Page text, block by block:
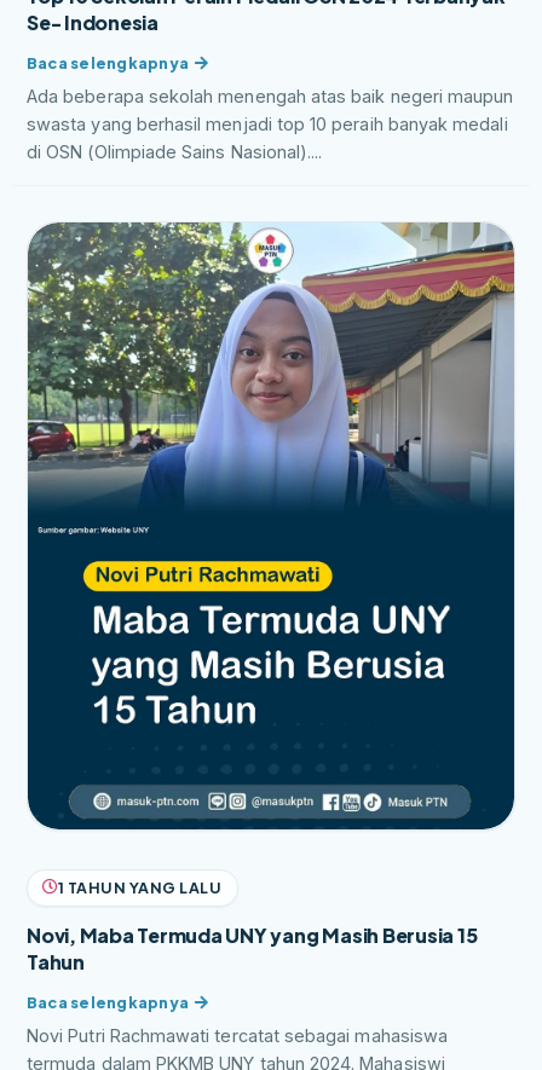
Se- Indonesia
Ada beberapa sekolah menengah atas baik negeri maupun
swasta yang berhasil menjadi top 10 peraih banyak medali
di OSN (Olimpiade Sains Nasional)....
1 TAHUN YANG LALU
Novi, Maba Termuda UNY yang Masih Berusia 15
Tahun
Novi Putri Rachmawati tercatat sebagai mahasiswa
termuda dalam PKKMB UNY tahun 2024. Mahasiswi